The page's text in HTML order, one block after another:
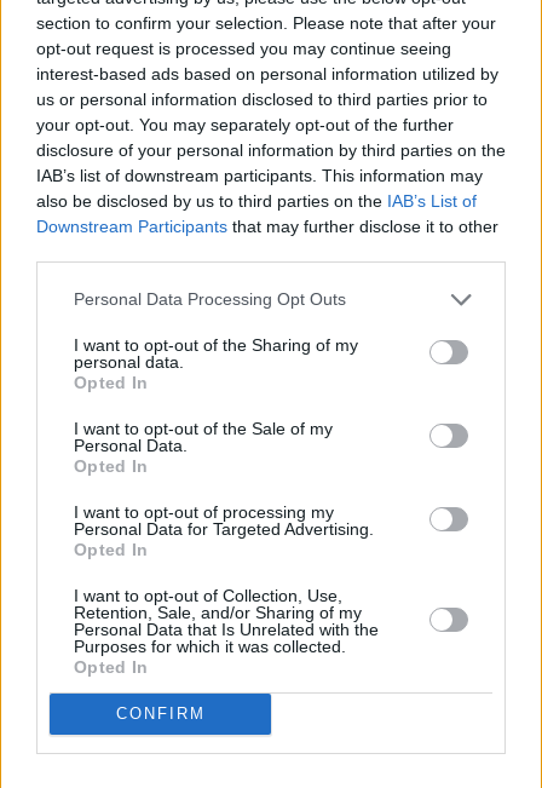
section to confirm your selection. Please note that after your
opt-out request is processed you may continue seeing
interest-based ads based on personal information utilized by
us or personal information disclosed to third parties prior to
your opt-out. You may separately opt-out of the further
disclosure of your personal information by third parties on the
IAB’s list of downstream participants. This information may
also be disclosed by us to third parties on the IAB’s List of
Downstream Participants that may further disclose it to other
Personal Data Processing Opt Outs
I want to opt-out of the Sharing of my
personal data.
Opted In
I want to opt-out of the Sale of my
Personal Data.
Opted In
I want to opt-out of processing my
Personal Data for Targeted Advertising.
Opted In
I want to opt-out of Collection, Use,
Retention, Sale, and/or Sharing of my
Personal Data that Is Unrelated with the
Purposes for which it was collected.
Opted In
CONFIRM